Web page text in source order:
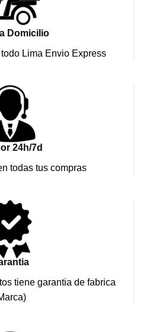
Domicilio
Lima Envio Express
24h/7d
todas tus compras
tiene garantia de fabrica